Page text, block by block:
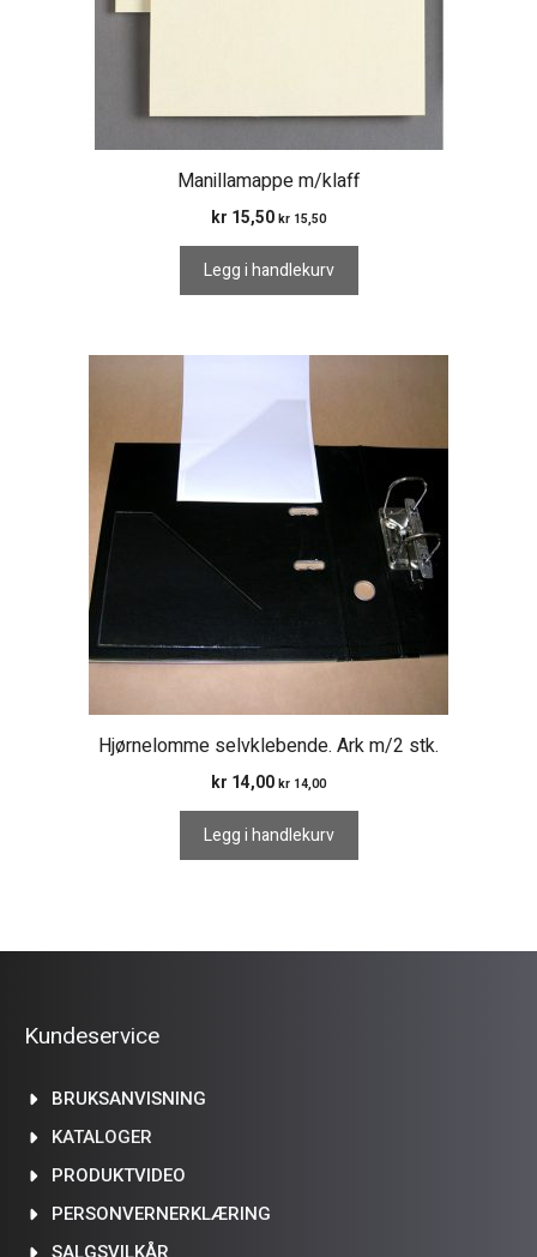
Manillamappe m/klaff
kr 15,50 kr 15,50
Legg i handlekurv
Hjørnelomme selvklebende. Ark m/2 stk.
kr 14,00 kr 14,00
Legg i handlekurv
Kundeservice
BRUKSANVISNING
KATALOGER
PRODUKTVIDEO
PERSONVERNERKLÆRING
SALGSVILKÅR